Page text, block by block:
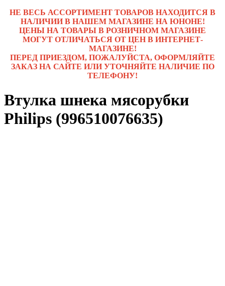
НЕ ВЕСЬ АССОРТИМЕНТ ТОВАРОВ НАХОДИТСЯ В
НАЛИЧИИ В НАШЕМ МАГАЗИНЕ НА ЮНОНЕ!
ЦЕНЫ НА ТОВАРЫ В РОЗНИЧНОМ МАГАЗИНЕ
МОГУТ ОТЛИЧАТЬСЯ ОТ ЦЕН В ИНТЕРНЕТ-
МАГАЗИНЕ!
ПЕРЕД ПРИЕЗДОМ, ПОЖАЛУЙСТА, ОФОРМЛЯЙТЕ
ЗАКАЗ НА САЙТЕ ИЛИ УТОЧНЯЙТЕ НАЛИЧИЕ ПО
ТЕЛЕФОНУ!
Втулка шнека мясорубки
Philips (996510076635)